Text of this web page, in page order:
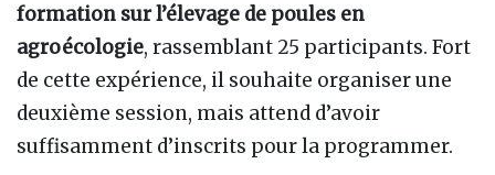
formation sur l’élevage de poules en
agroécologie, rassemblant 25 participants. Fort
de cette expérience, il souhaite organiser une
deuxième session, mais attend d’avoir
suffisamment d’inscrits pour la programmer.